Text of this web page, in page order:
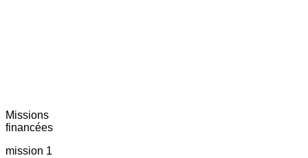
Missions
financées
mission 1